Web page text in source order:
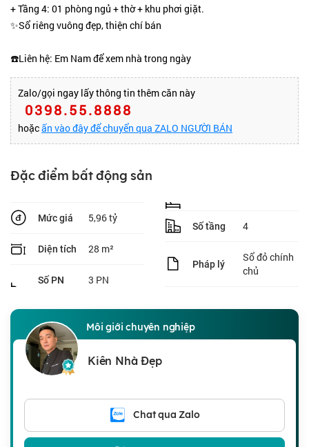
+ Tầng 4: 01 phòng ngủ + thờ + khu phơi giặt.
✨Sổ riêng vuông đẹp, thiện chí bán
☎️Liên hệ: Em Nam để xem nhà trong ngày
Zalo/gọi ngay lấy thông tin thêm căn này
0398.55.8888
hoặcấn vào đây để chuyển qua ZALO NGƯỜI BÁN
Đặc điểm bất động sản
Mức giá 5,96 tỷ
Diện tích 28 m²
Số PN 3 PN
Số tầng 4
Pháp lý
Sổ đỏ chính
chủ
Môi giới chuyên nghiệp
Kiên Nhà Đẹp
Chat qua Zalo